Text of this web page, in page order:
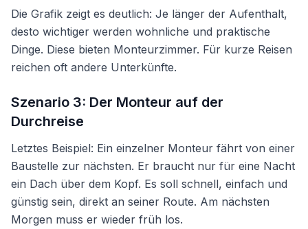
Die Grafik zeigt es deutlich: Je länger der Aufenthalt,
desto wichtiger werden wohnliche und praktische
Dinge. Diese bieten Monteurzimmer. Für kurze Reisen
reichen oft andere Unterkünfte.
Szenario 3: Der Monteur auf der
Durchreise
Letztes Beispiel: Ein einzelner Monteur fährt von einer
Baustelle zur nächsten. Er braucht nur für eine Nacht
ein Dach über dem Kopf. Es soll schnell, einfach und
günstig sein, direkt an seiner Route. Am nächsten
Morgen muss er wieder früh los.